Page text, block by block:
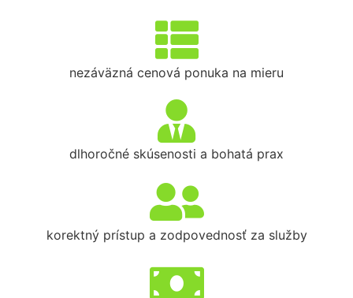
nezáväzná cenová ponuka na mieru
dlhoročné skúsenosti a bohatá prax
korektný prístup a zodpovednosť za služby